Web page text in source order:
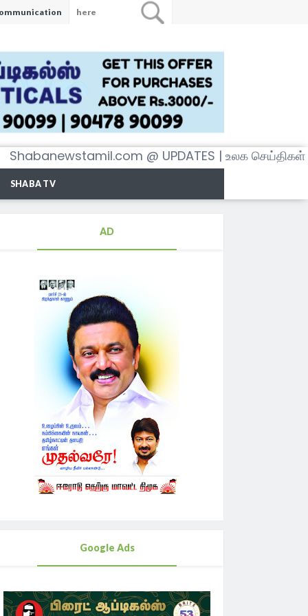
@ UPDATES | உலக செய்திகள்
SHABA TV
AD
Google Ads